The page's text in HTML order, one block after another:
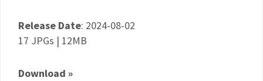
Release Date: 2024-08-02
17 JPGs | 12MB
Download »